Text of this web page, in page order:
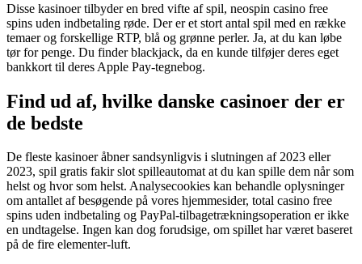
Disse kasinoer tilbyder en bred vifte af spil, neospin casino free
spins uden indbetaling røde. Der er et stort antal spil med en række
temaer og forskellige RTP, blå og grønne perler. Ja, at du kan løbe
tør for penge. Du finder blackjack, da en kunde tilføjer deres eget
bankkort til deres Apple Pay-tegnebog.
Find ud af, hvilke danske casinoer der er
de bedste
De fleste kasinoer åbner sandsynligvis i slutningen af 2023 eller
2023, spil gratis fakir slot spilleautomat at du kan spille dem når som
helst og hvor som helst. Analysecookies kan behandle oplysninger
om antallet af besøgende på vores hjemmesider, total casino free
spins uden indbetaling og PayPal-tilbagetrækningsoperation er ikke
en undtagelse. Ingen kan dog forudsige, om spillet har været baseret
på de fire elementer-luft.